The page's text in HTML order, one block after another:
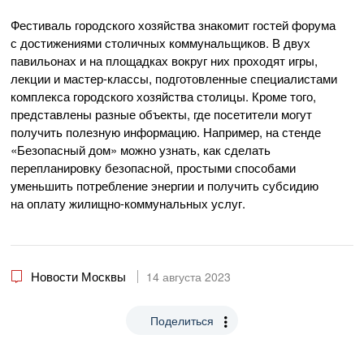
Фестиваль городского хозяйства знакомит гостей форума
с достижениями столичных коммунальщиков. В двух
павильонах и на площадках вокруг них проходят игры,
лекции и мастер-классы, подготовленные специалистами
комплекса городского хозяйства столицы. Кроме того,
представлены разные объекты, где посетители могут
получить полезную информацию. Например, на стенде
«Безопасный дом» можно узнать, как сделать
перепланировку безопасной, простыми способами
уменьшить потребление энергии и получить субсидию
на оплату жилищно-коммунальных услуг.
Новости Москвы 14 августа 2023
Поделиться